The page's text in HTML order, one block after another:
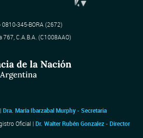
345-BORA (2672)
767, C.A.B.A. (C1008AAO)
Dra. María Ibarzabal Murphy - Secretaria
Oficial | Dr. Walter Rubén Gonzalez - Director